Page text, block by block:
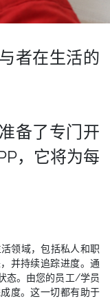
者在生活的
备了专门开
，它将为每
领域，包括私人和职
并持续追踪进度。通
态。由您的员工/学员
度。这一切都有助于